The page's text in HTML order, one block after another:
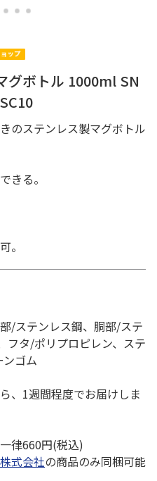
4 5 6
グボトル 1000ml SN
のステンレス製マグボトル
きる。
。
/ステンレス鋼、胴部/ステ
フタ/ポリプロピレン、ステ
ゴム
、1週間程度でお届けしま
律660円(税込)
式会社の商品のみ同梱可能